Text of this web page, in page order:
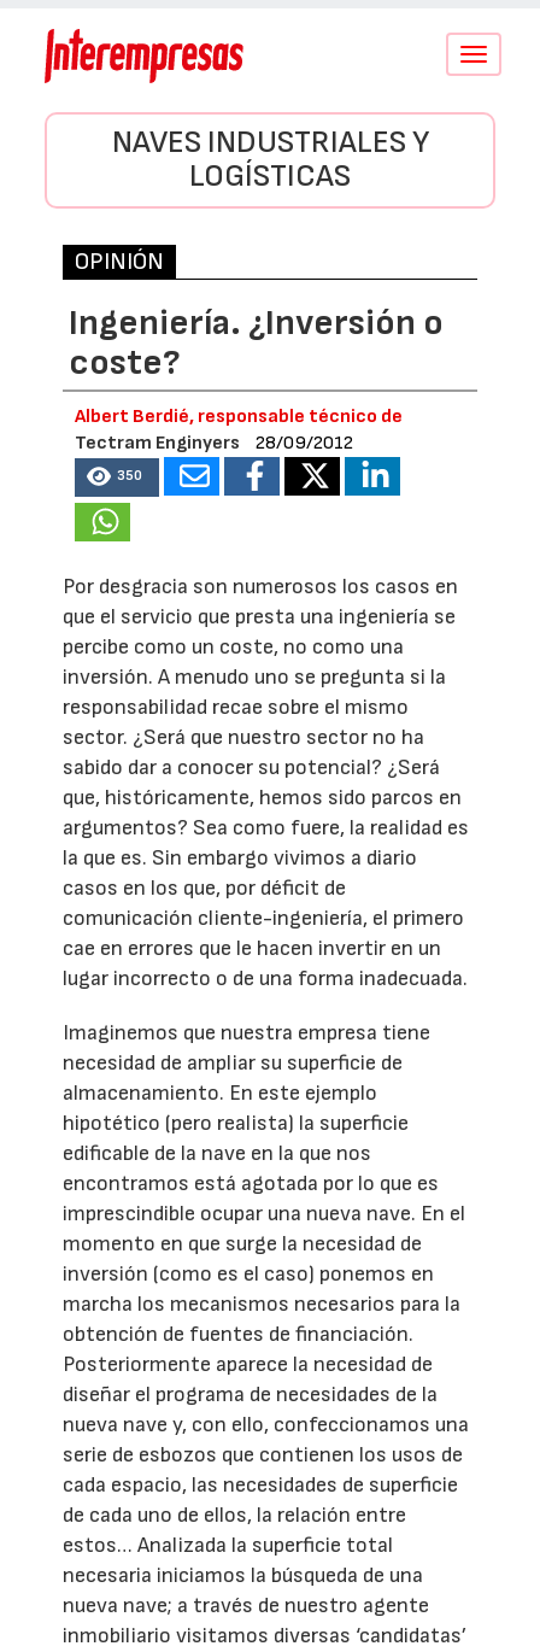
Conmutar
NAVES INDUSTRIALES Y
LOGÍSTICAS
OPINIÓN
Ingeniería. ¿Inversión o
coste?
Albert Berdié, responsable técnico de
Tectram Enginyers
28/09/2012
350
Por desgracia son numerosos los casos en
que el servicio que presta una ingeniería se
percibe como un coste, no como una
inversión. A menudo uno se pregunta si la
responsabilidad recae sobre el mismo
sector. ¿Será que nuestro sector no ha
sabido dar a conocer su potencial? ¿Será
que, históricamente, hemos sido parcos en
argumentos? Sea como fuere, la realidad es
la que es. Sin embargo vivimos a diario
casos en los que, por déficit de
comunicación cliente-ingeniería, el primero
cae en errores que le hacen invertir en un
lugar incorrecto o de una forma inadecuada.
Imaginemos que nuestra empresa tiene
necesidad de ampliar su superficie de
almacenamiento. En este ejemplo
hipotético (pero realista) la superficie
edificable de la nave en la que nos
encontramos está agotada por lo que es
imprescindible ocupar una nueva nave. En el
momento en que surge la necesidad de
inversión (como es el caso) ponemos en
marcha los mecanismos necesarios para la
obtención de fuentes de financiación.
Posteriormente aparece la necesidad de
diseñar el programa de necesidades de la
nueva nave y, con ello, confeccionamos una
serie de esbozos que contienen los usos de
cada espacio, las necesidades de superficie
de cada uno de ellos, la relación entre
estos… Analizada la superficie total
necesaria iniciamos la búsqueda de una
nueva nave; a través de nuestro agente
inmobiliario visitamos diversas ‘candidatas’